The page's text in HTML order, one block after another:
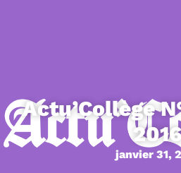
Actu’Collège
janvier 31,